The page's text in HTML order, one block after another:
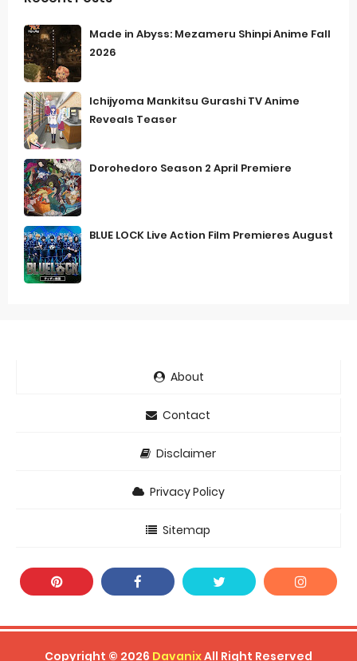
Made in Abyss: Mezameru Shinpi Anime Fall
2026
Ichijyoma Mankitsu Gurashi TV Anime
Reveals Teaser
Dorohedoro Season 2 April Premiere
BLUE LOCK Live Action Film Premieres August
About
Contact
Disclaimer
Privacy Policy
Sitemap
Copyright © 2026 DavanixAll Right Reserved